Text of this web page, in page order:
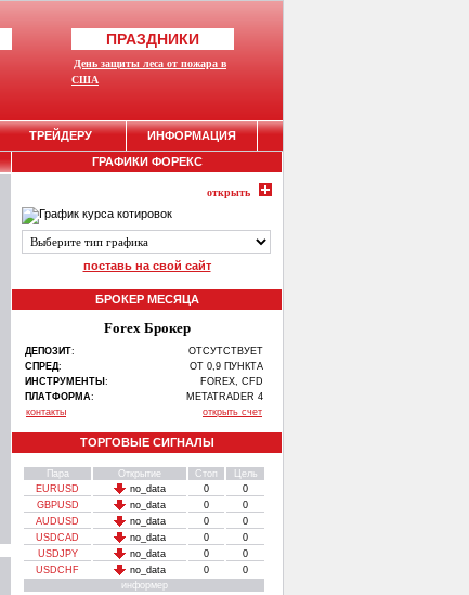
ГРАФИКИ ФОРЕКС
открыть
поставь на свой сайт
БРОКЕР МЕСЯЦА
Forex Брокер
ДЕПОЗИТ:
ОТСУТСТВУЕТ
СПРЕД:
ОТ 0,9 ПУНКТА
ИНСТРУМЕНТЫ :
FOREX, CFD
ПЛАТФОРМА:
METATRADER 4
контакты
открыть счет
ТОРГОВЫЕ СИГНАЛЫ
Пара Открытие Стоп
Цель
EURUSD
no_data 0
0
GBPUSD
no_data 0
0
AUDUSD
no_data 0
0
USDCAD
no_data 0
0
USDJPY
no_data 0
0
USDCHF
no_data 0
0
информер
ПРАЗДНИКИ
День защиты леса от пожара в
США
ТРЕЙДЕРУ ИНФОРМАЦИЯ